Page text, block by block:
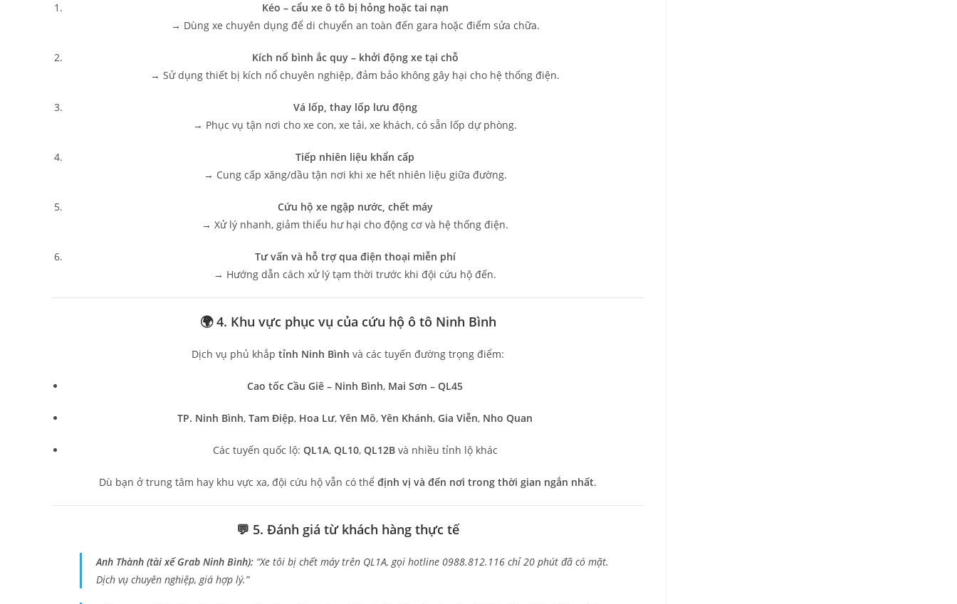
Kéo – cẩu xe ô tô bị hỏng hoặc tai nạn
→ Dùng xe chuyên dụng để di chuyển an toàn đến gara hoặc điểm sửa chữa.
Kích nổ bình ắc quy – khởi động xe tại chỗ
→ Sử dụng thiết bị kích nổ chuyên nghiệp, đảm bảo không gây hại cho hệ thống điện.
Vá lốp, thay lốp lưu động
→ Phục vụ tận nơi cho xe con, xe tải, xe khách, có sẵn lốp dự phòng.
Tiếp nhiên liệu khẩn cấp
→ Cung cấp xăng/dầu tận nơi khi xe hết nhiên liệu giữa đường.
Cứu hộ xe ngập nước, chết máy
→ Xử lý nhanh, giảm thiểu hư hại cho động cơ và hệ thống điện.
Tư vấn và hỗ trợ qua điện thoại miễn phí
→ Hướng dẫn cách xử lý tạm thời trước khi đội cứu hộ đến.
🌍 4. Khu vực phục vụ của cứu hộ ô tô Ninh Bình
Dịch vụ phủ khắp tỉnh Ninh Bình và các tuyến đường trọng điểm:
Cao tốc Cầu Giẽ – Ninh Bình, Mai Sơn – QL45
TP. Ninh Bình, Tam Điệp, Hoa Lư, Yên Mô, Yên Khánh, Gia Viễn, Nho Quan
Các tuyến quốc lộ: QL1A, QL10, QL12Bvà nhiều tỉnh lộ khác
Dù bạn ở trung tâm hay khu vực xa, đội cứu hộ vẫn có thể định vị và đến nơi trong thời gian ngắn nhất.
💬 5. Đánh giá từ khách hàng thực tế
Anh Thành (tài xế Grab Ninh Bình): “Xe tôi bị chết máy trên QL1A, gọi hotline 0988.812.116 chỉ 20 phút đã có mặt.
Dịch vụ chuyên nghiệp, giá hợp lý.”